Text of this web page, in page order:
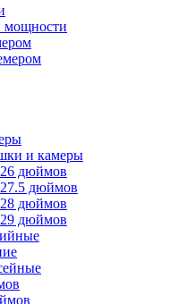
мощности
и камеры
дюймов
дюймов
дюймов
дюймов